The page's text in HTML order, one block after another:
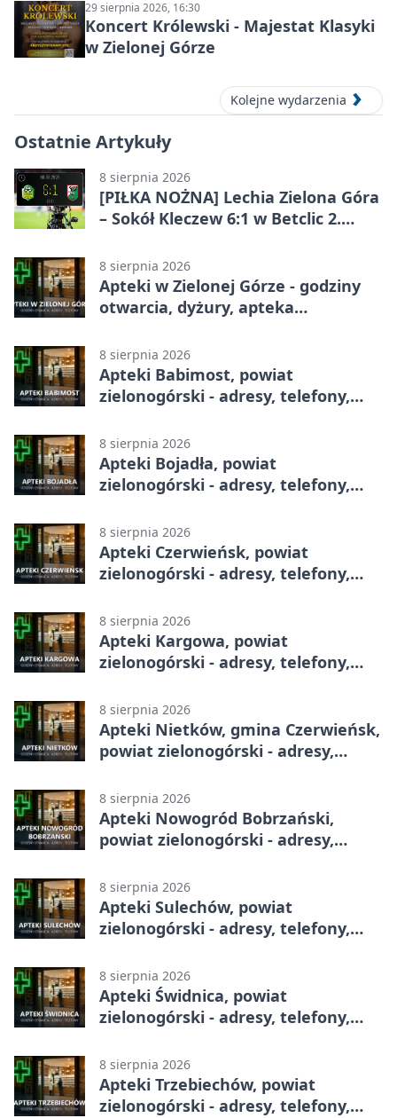
29 sierpnia 2026, 16:30
Koncert Królewski - Majestat Klasyki
w Zielonej Górze
Kolejne wydarzenia
Ostatnie Artykuły
8 sierpnia 2026
[PIŁKA NOŻNA] Lechia Zielona Góra
– Sokół Kleczew 6:1 w Betclic 2.
urządzili sobie festiwal strzelecki
8 sierpnia 2026
Apteki w Zielonej Górze - godziny
otwarcia, dyżury, apteka
8 sierpnia 2026
Apteki Babimost, powiat
zielonogórski - adresy, telefony,
8 sierpnia 2026
Apteki Bojadła, powiat
zielonogórski - adresy, telefony,
8 sierpnia 2026
Apteki Czerwieńsk, powiat
zielonogórski - adresy, telefony,
8 sierpnia 2026
Apteki Kargowa, powiat
zielonogórski - adresy, telefony,
8 sierpnia 2026
Apteki Nietków, gmina Czerwieńsk,
powiat zielonogórski - adresy,
8 sierpnia 2026
Apteki Nowogród Bobrzański,
powiat zielonogórski - adresy,
8 sierpnia 2026
Apteki Sulechów, powiat
zielonogórski - adresy, telefony,
8 sierpnia 2026
Apteki Świdnica, powiat
zielonogórski - adresy, telefony,
8 sierpnia 2026
Apteki Trzebiechów, powiat
zielonogórski - adresy, telefony,